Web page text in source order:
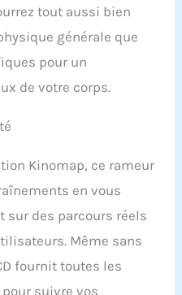
à la verticale. Les
pour
smartphone et
et d'utilisation
expérience d'aviron
tout aussi bien
générale que
pour un
de votre corps.
Kinomap, ce rameur
en vous
des parcours réels
Même sans
fournit toutes les
suivre vos